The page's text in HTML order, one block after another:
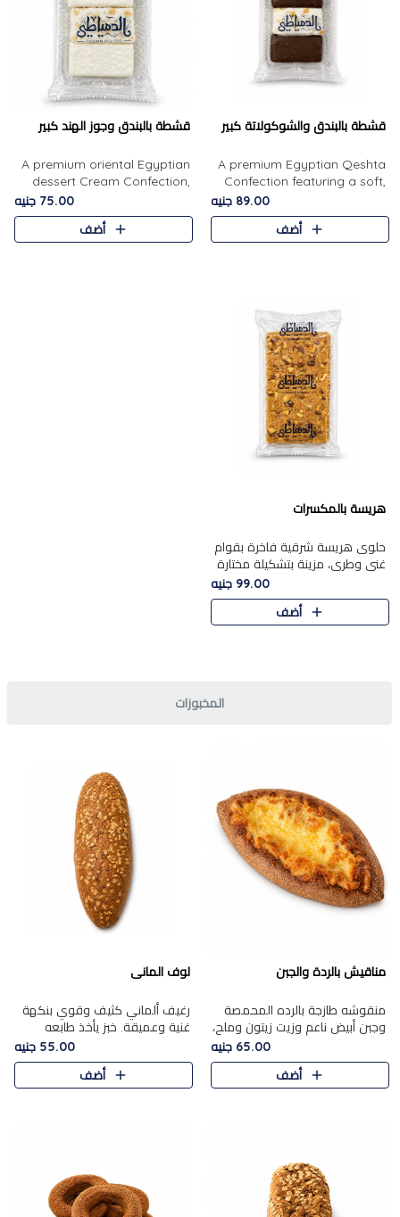
قشطة بالبندق والشوكولاتة كبير
A premium Egyptian Qeshta
Confection featuring a soft,
creamy texture paired with a
rich layer of premium
chocolate and the distinctive
89.00 جنيه
أضف
قشطة بالبندق وجوز الهند كبير
A premium oriental Egyptian
dessert Cream Confection,
featuring a soft, creamy
texture and the distinctive
flavor of roasted hazelnuts.
75.00 جنيه
أضف
هريسة بالمكسرات
حلوى هريسة شرقية فاخرة بقوام
غني وطري، مزينة بتشكيلة مختارة
من المكسرات الفاخرة التي تضيف
قرمشة مميزة ونكهة غنية في كل
قطعة. تجمع بين المذاق..
99.00 جنيه
أضف
المخبوزات
مناقيش بالردة والجبن
منقوشه طازجة بالرده المحمصة
وجبن أبيض ناعم وزيت زيتون وملح،
مباشرة من الفرن.الرده مع نعومة
الجبن فوق عجينة طازجة.
65.00 جنيه
أضف
لوف المانى
رغيف ألماني كثيف وقوي بنكهة
غنية وعميقة. خبز يأخذ طابعه
55.00 جنيه
أضف